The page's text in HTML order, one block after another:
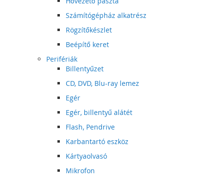
Számítógépház alkatrész
Rögzítőkészlet
Beépítő keret
Perifériák
Billentyűzet
CD, DVD, Blu-ray lemez
Egér
Egér, billentyű alátét
Flash, Pendrive
Karbantartó eszköz
Kártyaolvasó
Mikrofon